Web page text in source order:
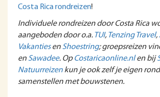
Costa Rica rondreizen!
Individuele rondreizen door Costa Rica
aangeboden door o.a. TUI, Tenzing Travel,
VakantiesenShoestring; groepsreizen
enSawadee. OpCostaricaonline.nlen bij
Natuurreizenkun je ook zelf je eigen
samenstellen met bouwstenen.